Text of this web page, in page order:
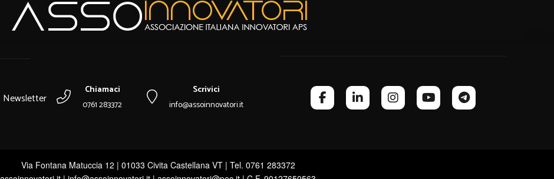
Newsletter
Chiamaci
0761 283372
Scrivici
info@assoinnovatori.it
Via Fontana Matuccia 12 | 01033 Civita Castellana VT | Tel. 0761 283372